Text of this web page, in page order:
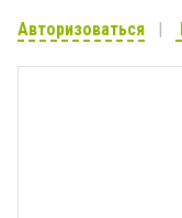
Авторизоваться